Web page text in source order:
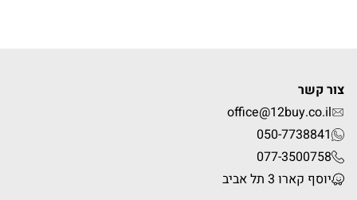
צור קשר
office@12buy.co.il
050-7738841
077-3500758
יוסף קארו 3 תל אביב